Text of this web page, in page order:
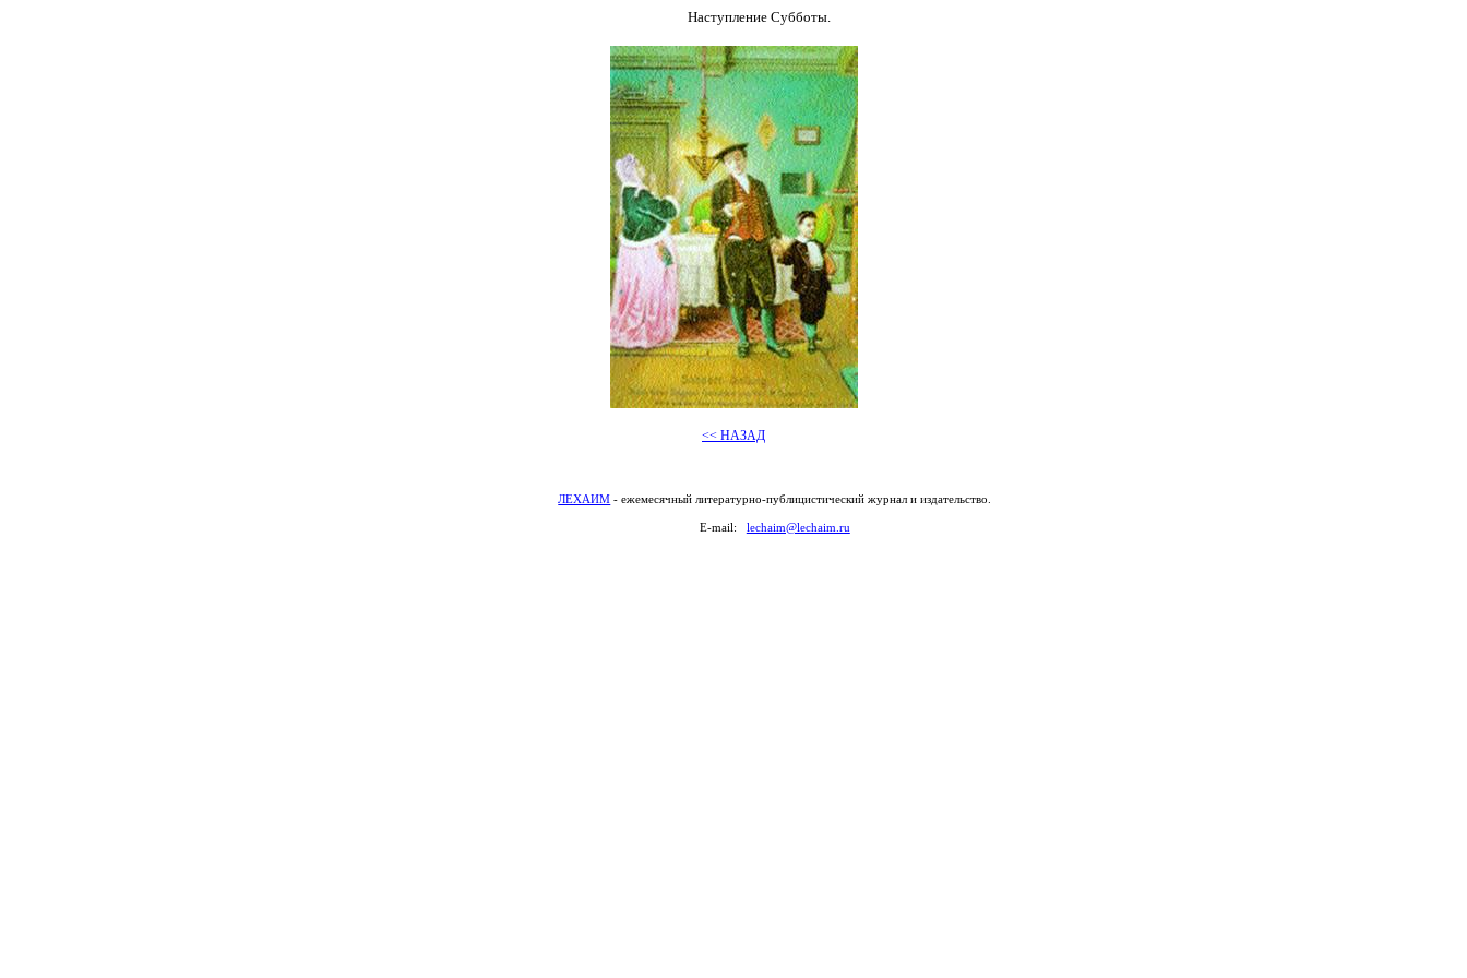
Наступление Субботы.
<< НАЗАД
ЛЕХАИМ - ежемесячный литературно-публицистический журнал и издательство.
E-mail: lechaim@lechaim.ru